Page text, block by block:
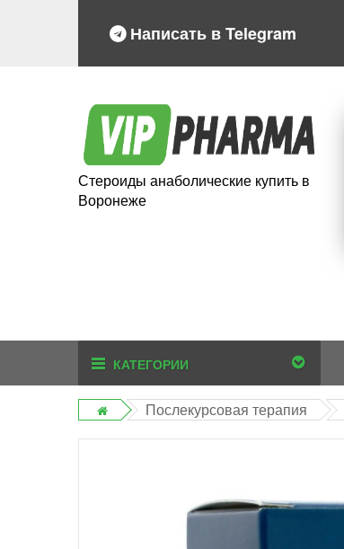
Написать в Telegram
Стероиды анаболические купить в
Воронеже
КАТЕГОРИИ
Послекурсовая терапия